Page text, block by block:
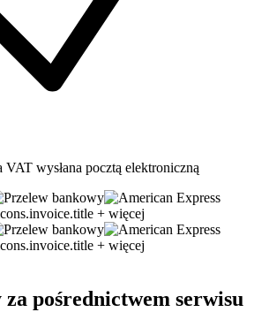
VAT wysłana pocztą elektroniczną
+ więcej
+ więcej
pośrednictwem serwisu